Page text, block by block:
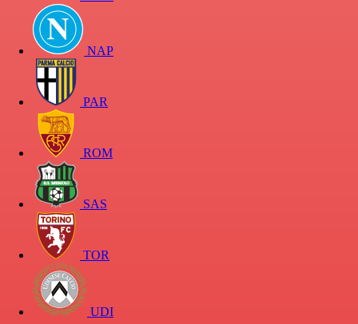
NAP
PAR
ROM
SAS
TOR
UDI